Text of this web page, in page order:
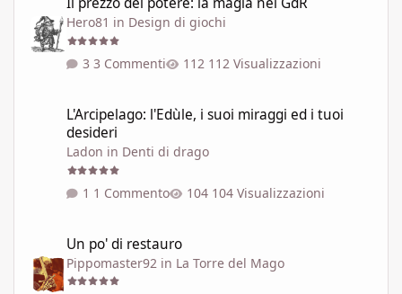
Hero81 in Design di giochi
3 Commenti 112 Visualizzazioni
L'Arcipelago: l'Edùle, i suoi miraggi ed i tuoi
desideri
Ladon in Denti di drago
1 Commento 104 Visualizzazioni
Un po' di restauro
Pippomaster92 in La Torre del Mago